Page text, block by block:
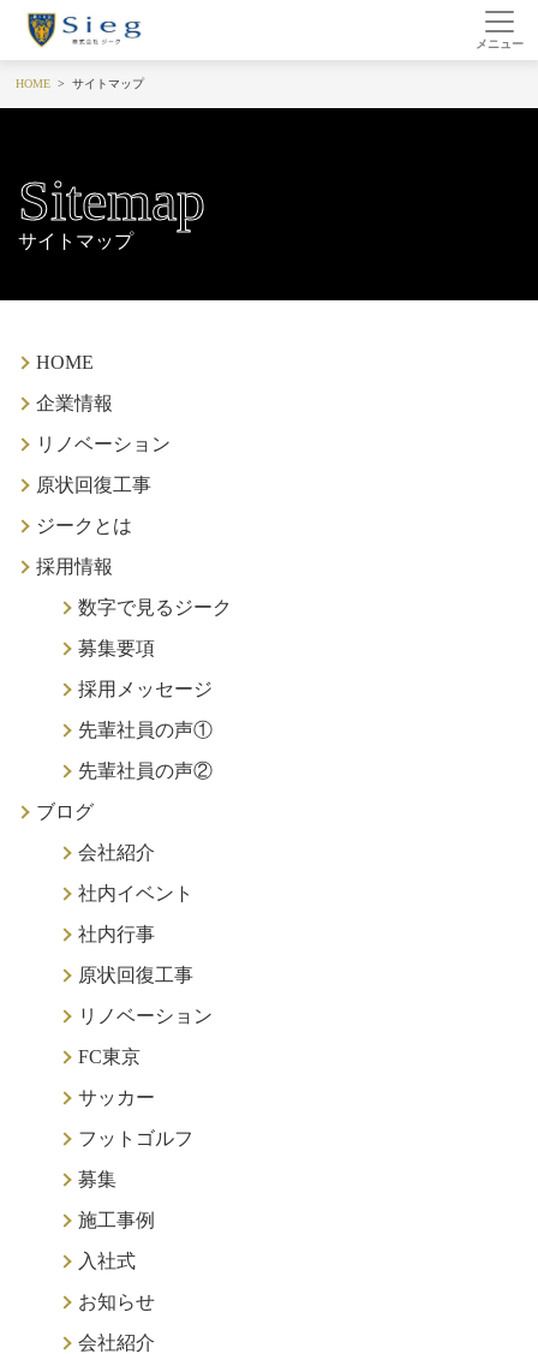
HOME サイトマップ
サイトマップ
Sitemap
HOME
企業情報
リノベーション
原状回復工事
ジークとは
採用情報
数字で見るジーク
募集要項
採用メッセージ
先輩社員の声①
先輩社員の声②
ブログ
会社紹介
社内イベント
社内行事
原状回復工事
リノベーション
FC東京
サッカー
フットゴルフ
募集
施工事例
入社式
お知らせ
会社紹介